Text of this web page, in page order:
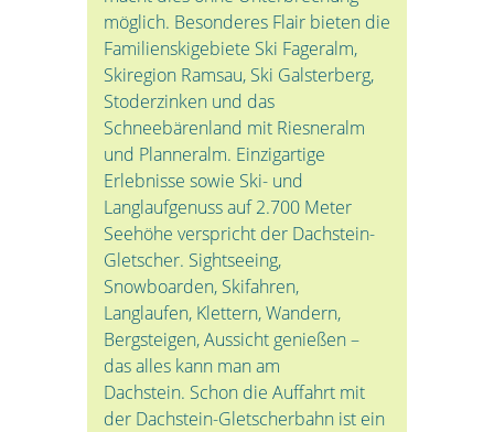
möglich. Besonderes Flair bieten die
Familienskigebiete Ski Fageralm,
Skiregion Ramsau, Ski Galsterberg,
Stoderzinken und das
Schneebärenland mit Riesneralm
und Planneralm. Einzigartige
Erlebnisse sowie Ski- und
Langlaufgenuss auf 2.700 Meter
Seehöhe verspricht der Dachstein-
Gletscher. Sightseeing,
Snowboarden, Skifahren,
Langlaufen, Klettern, Wandern,
Bergsteigen, Aussicht genießen –
das alles kann man am
Dachstein. Schon die Auffahrt mit
der Dachstein-Gletscherbahn ist ein